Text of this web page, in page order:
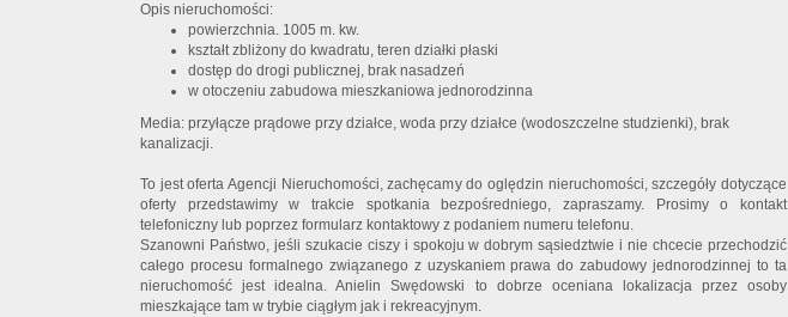
Opis nieruchomości:
powierzchnia. 1005 m. kw.
kształt zbliżony do kwadratu, teren działki płaski
dostęp do drogi publicznej, brak nasadzeń
w otoczeniu zabudowa mieszkaniowa jednorodzinna
Media: przyłącze prądowe przy działce, woda przy działce (wodoszczelne studzienki), brak
kanalizacji.
To jest oferta Agencji Nieruchomości, zachęcamy do oględzin nieruchomości, szczegóły dotyczące
oferty przedstawimy w trakcie spotkania bezpośredniego, zapraszamy. Prosimy o kontakt
telefoniczny lub poprzez formularz kontaktowy z podaniem numeru telefonu.
Szanowni Państwo, jeśli szukacie ciszy i spokoju w dobrym sąsiedztwie i nie chcecie przechodzić
całego procesu formalnego związanego z uzyskaniem prawa do zabudowy jednorodzinnej to ta
nieruchomość jest idealna. Anielin Swędowski to dobrze oceniana lokalizacja przez osoby
mieszkające tam w trybie ciągłym jak i rekreacyjnym.